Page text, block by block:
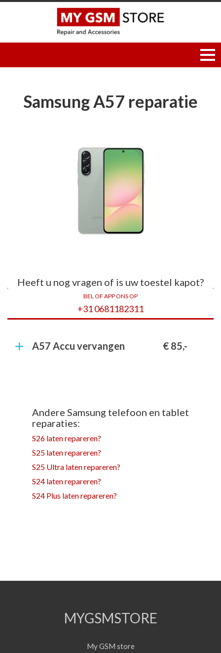
Samsung A57 reparatie
Heeft u nog vragen of is uw toestel kapot?
BEL OF APP ONS OP
+31 0681182311
A57 Accu vervangen € 85,-
Andere Samsung telefoon en tablet
reparaties:
S26 laten repareren?
S25 laten repareren?
S25 Ultra laten repareren?
S24 laten repareren?
S24 Plus laten repareren?
MYGSMSTORE
My GSM store